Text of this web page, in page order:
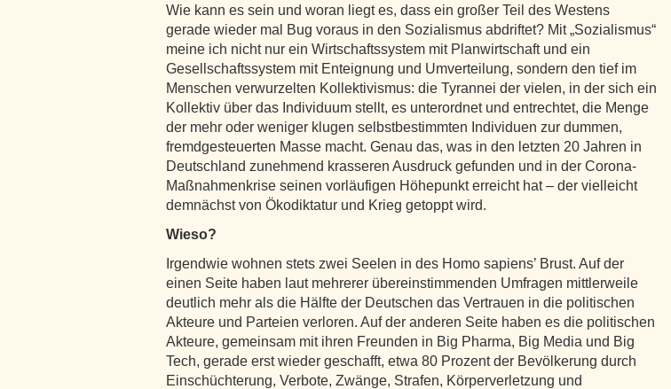
Wie kann es sein und woran liegt es, dass ein großer Teil des Westens
gerade wieder mal Bug voraus in den Sozialismus abdriftet? Mit „Sozialismus“
meine ich nicht nur ein Wirtschaftssystem mit Planwirtschaft und ein
Gesellschaftssystem mit Enteignung und Umverteilung, sondern den tief im
Menschen verwurzelten Kollektivismus: die Tyrannei der vielen, in der sich ein
Kollektiv über das Individuum stellt, es unterordnet und entrechtet, die Menge
der mehr oder weniger klugen selbstbestimmten Individuen zur dummen,
fremdgesteuerten Masse macht. Genau das, was in den letzten 20 Jahren in
Deutschland zunehmend krasseren Ausdruck gefunden und in der Corona-
Maßnahmenkrise seinen vorläufigen Höhepunkt erreicht hat – der vielleicht
demnächst von Ökodiktatur und Krieg getoppt wird.
Wieso?
Irgendwie wohnen stets zwei Seelen in des Homo sapiens’ Brust. Auf der
einen Seite haben laut mehrerer übereinstimmenden Umfragen mittlerweile
deutlich mehr als die Hälfte der Deutschen das Vertrauen in die politischen
Akteure und Parteien verloren. Auf der anderen Seite haben es die politischen
Akteure, gemeinsam mit ihren Freunden in Big Pharma, Big Media und Big
Tech, gerade erst wieder geschafft, etwa 80 Prozent der Bevölkerung durch
Einschüchterung, Verbote, Zwänge, Strafen, Körperverletzung und